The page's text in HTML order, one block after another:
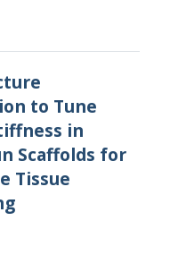
to Tune
in
Scaffolds for
Tissue